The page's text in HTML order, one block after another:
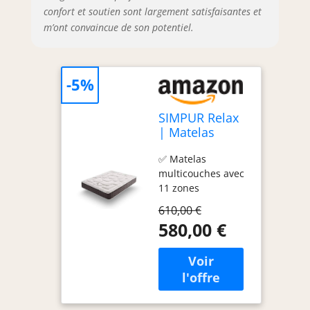
confort et soutien sont largement satisfaisantes et
m’ont convaincue de son potentiel.
SIMPUR Relax
| Matelas
Royal Top
Viscoélastique
et Ressorts
Ensachés | 30
cm d'Épaisseur
| 11 Zones de
Confort | Mi-
Ferme et
Moelleux.
✅ Matelas
multicouches avec
11 zones
un maintien
optimal pour les
hanches, les
épaules et un
soutien renforcé
pour la région
lombaire. Le
610,00 €
580,00 €
-5%